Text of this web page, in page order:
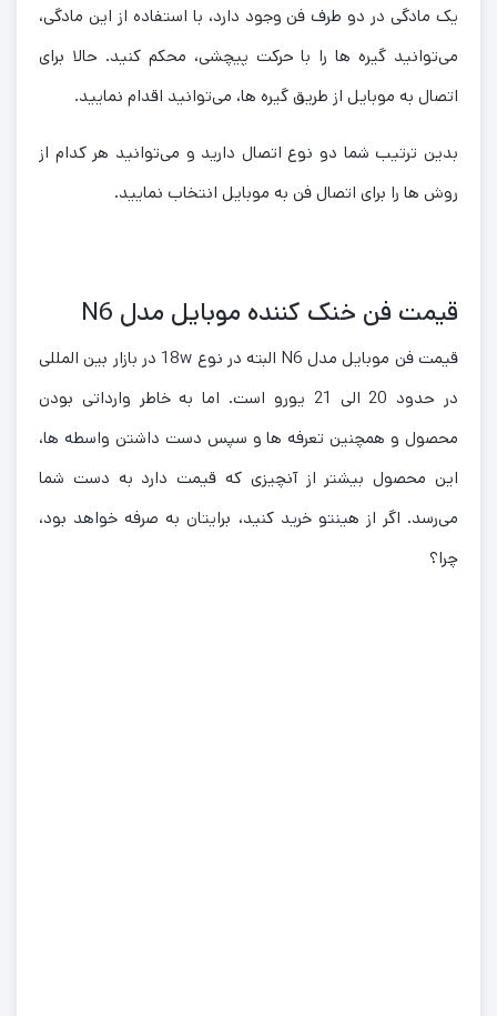
یک مادگی در دو طرف فن وجود دارد، با استفاده از این مادگی،
می‌توانید گیره ها را با حرکت پیچشی، محکم کنید. حالا برای
اتصال به موبایل از طریق گیره ها، می‌توانید اقدام نمایید.
بدین ترتیب شما دو نوع اتصال دارید و می‌توانید هر کدام از
روش ها را برای اتصال فن به موبایل انتخاب نمایید.
قیمت فن خنک کننده موبایل مدل N6
قیمت فن موبایل مدل N6 البته در نوع 18w در بازار بین المللی
در حدود 20 الی 21 یورو است. اما به خاطر وارداتی بودن
محصول و همچنین تعرفه ها و سپس دست داشتن واسطه ها،
این محصول بیشتر از آنچیزی که قیمت دارد به دست شما
می‌رسد. اگر از هینتو خرید کنید، برایتان به صرفه خواهد بود،
چرا؟